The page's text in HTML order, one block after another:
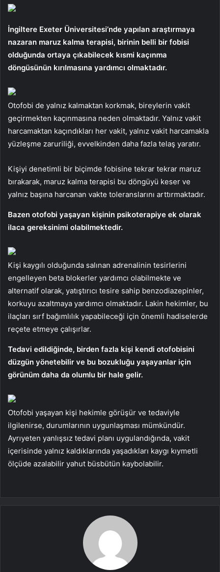
İngiltere Exeter Üniversitesi’nde yapılan araştırmaya
nazaran maruz kalma terapisi, birinin belli bir fobisi
olduğunda ortaya çıkabilecek kısmi kaçınma
döngüsünün kırılmasına yardımcı olmaktadır.
Otofobi de yalnız kalmaktan korkmak, bireylerin vakit
geçirmekten kaçınmasına neden olmaktadır. Yalnız vakit
harcamaktan kaçındıkları her vakit, yalnız vakit harcamakla
yüzleşme zaruriliği, evvelkinden daha fazla telaş yaratır.
Kişiyi denetimli bir biçimde fobisine tekrar tekrar maruz
bırakarak, maruz kalma terapisi bu döngüyü keser ve
yalnız başına harcanan vakte toleranslarını arttırmaktadır.
Bazen otofobi yaşayan kişinin psikoterapiye ek olarak
ilaca gereksinimi olabilmektedir.
Kişi kaygılı olduğunda salınan adrenalinin tesirlerini
engelleyen beta blokerler yardımcı olabilmekte ve
alternatif olarak, yatıştırıcı tesire sahip benzodiazepinler,
korkuyu azaltmaya yardımcı olmaktadır. Lakin hekimler, bu
ilaçları sırf bağımlılık yapabileceği için önemli hadiselerde
reçete etmeye çalışırlar.
Tedavi edildiğinde, birden fazla kişi kendi otofobisini
düzgün yönetebilir ve bu bozukluğu yaşayanlar için
görünüm daha da olumlu bir hale gelir.
Otofobi yaşayan kişi hekimle görüşür ve tedaviyle
ilgilenirse, durumlarının uygunlaşması mümkündür.
Ayrıyeten yanlışsız tedavi planı uygulandığında, vakit
içerisinde yalnız kaldıklarında yaşadıkları kaygı kıymetli
ölçüde azalabilir yahut büsbütün kaybolabilir.